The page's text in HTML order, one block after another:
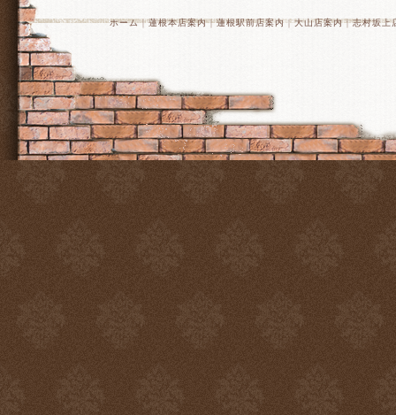
ホーム｜蓮根本店案内｜蓮根駅前店案内｜大山店案内｜志村坂上